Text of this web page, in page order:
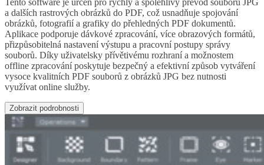
a dalších rastrových obrázků do PDF, což usnadňuje spojování
obrázků, fotografií a grafiky do přehledných PDF dokumentů.
Aplikace podporuje dávkové zpracování, více obrazových formátů,
přizpůsobitelná nastavení výstupu a pracovní postupy správy
souborů. Díky uživatelsky přívětivému rozhraní a možnostem
offline zpracování poskytuje bezpečný a efektivní způsob vytváření
vysoce kvalitních PDF souborů z obrázků JPG bez nutnosti
využívat online služby.
Zobrazit podrobnosti